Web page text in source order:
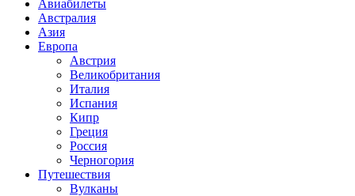
Авиабилеты
Австралия
Азия
Европа
Австрия
Великобритания
Италия
Испания
Кипр
Греция
Россия
Черногория
Путешествия
Вулканы